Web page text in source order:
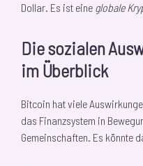
Dollar. Es ist eine globale
Die sozialen
im Überblick
Bitcoin hat viele
das Finanzsystem in
Gemeinschaften. Es könnte